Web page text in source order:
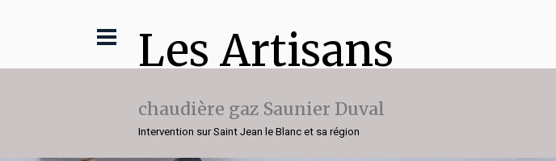
Les Artisans
chaudière gaz Saunier Duval
Intervention sur Saint Jean le Blanc et sa région